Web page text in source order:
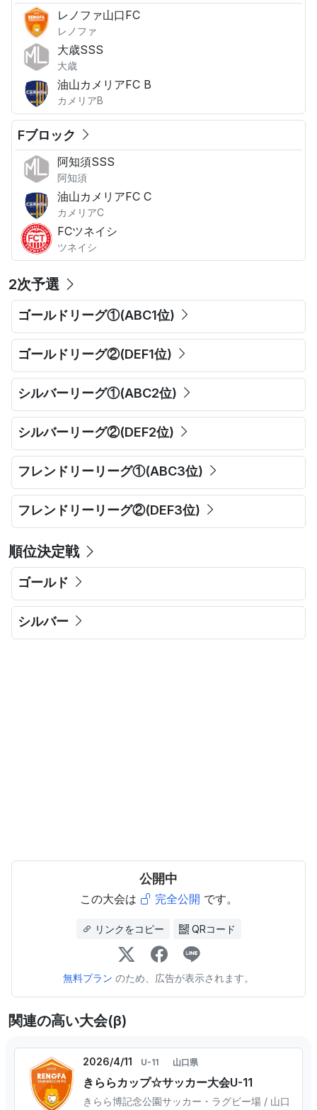
レノファ山口FC
レノファ
大歳SSS
大歳
油山カメリアFC B
カメリアB
Fブロック
阿知須SSS
阿知須
油山カメリアFC C
カメリアC
FCツネイシ
ツネイシ
2次予選
ゴールドリーグ①(ABC1位)
ゴールドリーグ②(DEF1位)
シルバーリーグ①(ABC2位)
シルバーリーグ②(DEF2位)
フレンドリーリーグ①(ABC3位)
フレンドリーリーグ②(DEF3位)
順位決定戦
ゴールド
シルバー
公開中
この大会は 完全公開 です。
リンクをコピー QRコード
無料プラン のため、広告が表示されます。
関連の高い大会(β)
2026/4/11 U-11 山口県
きららカップ☆サッカー大会U-11
きらら博記念公園サッカー・ラグビー場 / 山口